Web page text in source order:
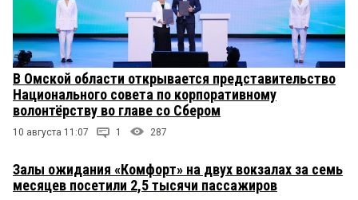
В Омской области открывается представительство
Национального совета по корпоративному
волонтёрству во главе со Сбером
10 августа 11:07 1 287
Залы ожидания «Комфорт» на двух вокзалах за семь
месяцев посетили 2,5 тысячи пассажиров